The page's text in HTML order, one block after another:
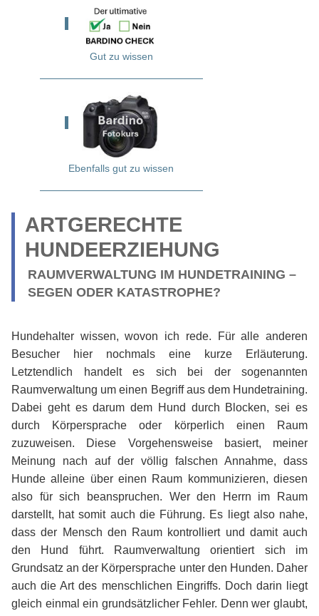
Gut zu wissen
Ebenfalls gut zu wissen
ARTGERECHTE
HUNDEERZIEHUNG
RAUMVERWALTUNG IM HUNDETRAINING –
SEGEN ODER KATASTROPHE?
Hundehalter wissen, wovon ich rede. Für alle anderen
Besucher hier nochmals eine kurze Erläuterung.
Letztendlich handelt es sich bei der sogenannten
Raumverwaltung um einen Begriff aus dem Hundetraining.
Dabei geht es darum dem Hund durch Blocken, sei es
durch Körpersprache oder körperlich einen Raum
zuzuweisen. Diese Vorgehensweise basiert, meiner
Meinung nach auf der völlig falschen Annahme, dass
Hunde alleine über einen Raum kommunizieren, diesen
also für sich beanspruchen. Wer den Herrn im Raum
darstellt, hat somit auch die Führung. Es liegt also nahe,
dass der Mensch den Raum kontrolliert und damit auch
den Hund führt. Raumverwaltung orientiert sich im
Grundsatz an der Körpersprache unter den Hunden. Daher
auch die Art des menschlichen Eingriffs. Doch darin liegt
gleich einmal ein grundsätzlicher Fehler. Denn wer glaubt,